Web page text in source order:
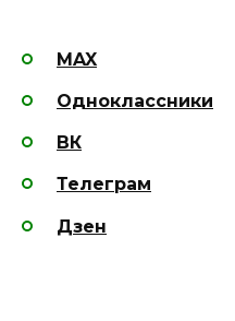
MAX
Одноклассники
ВК
Телеграм
Дзен